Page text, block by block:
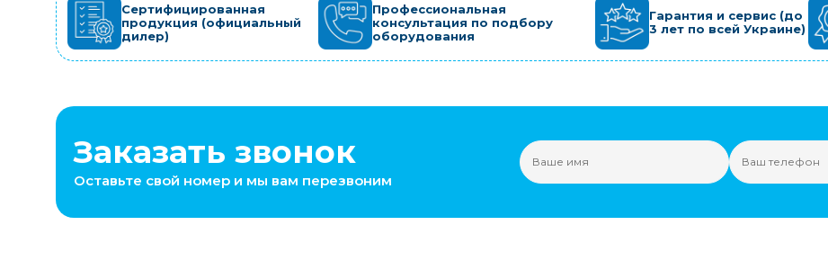
Сертифицированная
продукция (официальный
дилер)
Профессиональная
консультация по подбору
оборудования
Гарантия и сервис (до
3 лет по всей Украине)
Заказать звонок
Оставьте свой номер и мы вам перезвоним